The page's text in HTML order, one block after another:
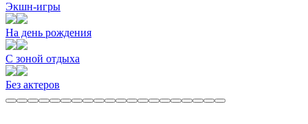
Экшн-игры
На день рождения
С зоной отдыха
Без актеров